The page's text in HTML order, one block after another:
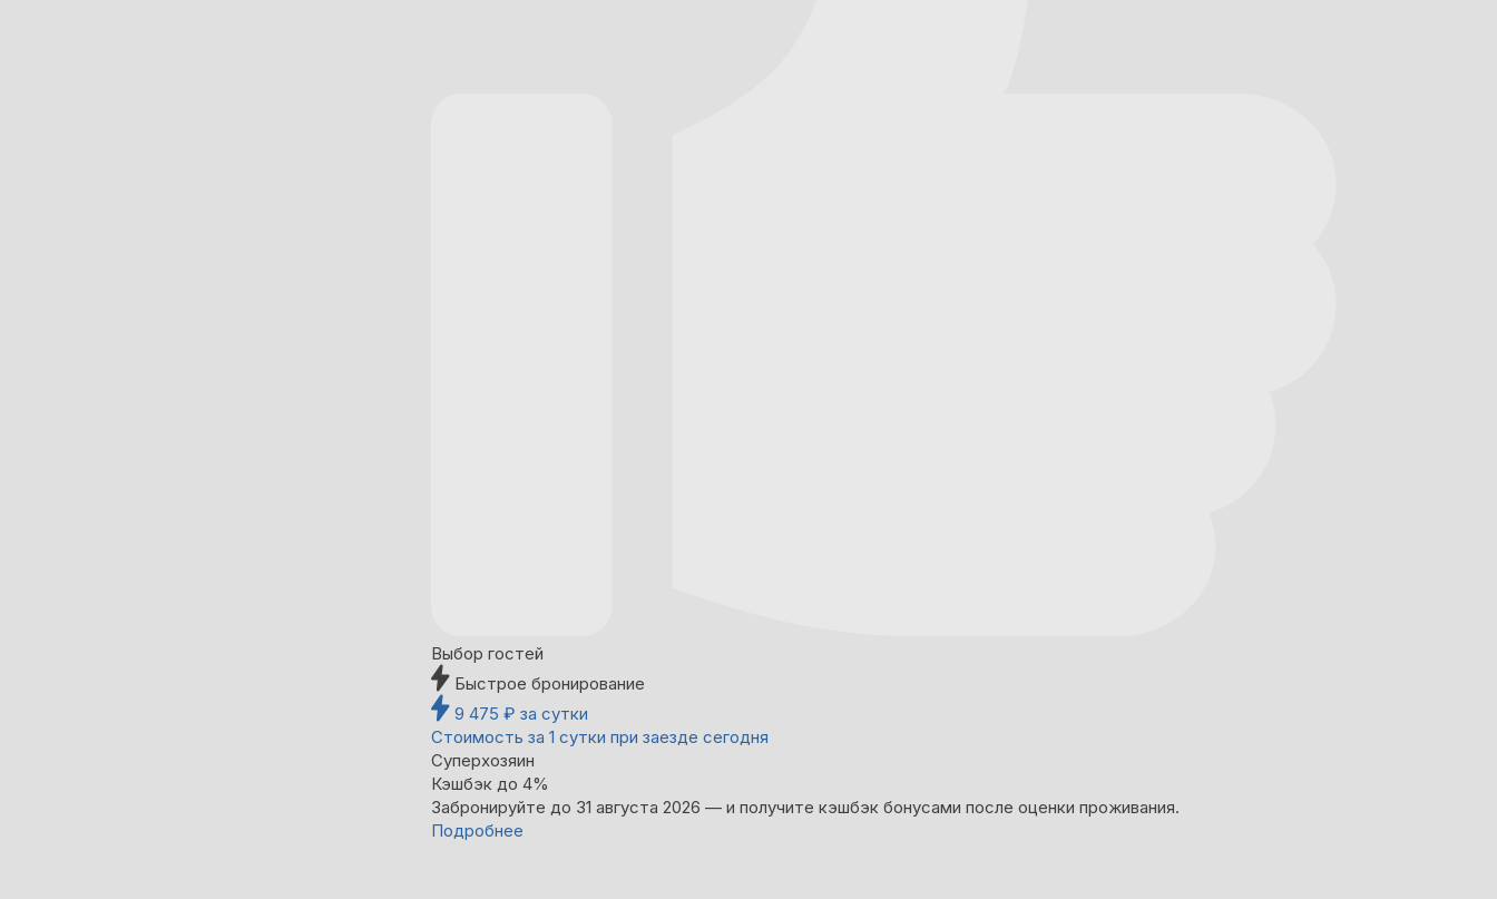
Выбор гостей
Быстрое бронирование
9 475 ₽ за сутки
Стоимость за 1 сутки при заезде сегодня
Суперхозяин
Кэшбэк до 4%
Забронируйте до 31 августа 2026 — и получите кэшбэк бонусами после оценки проживания.
Подробнее